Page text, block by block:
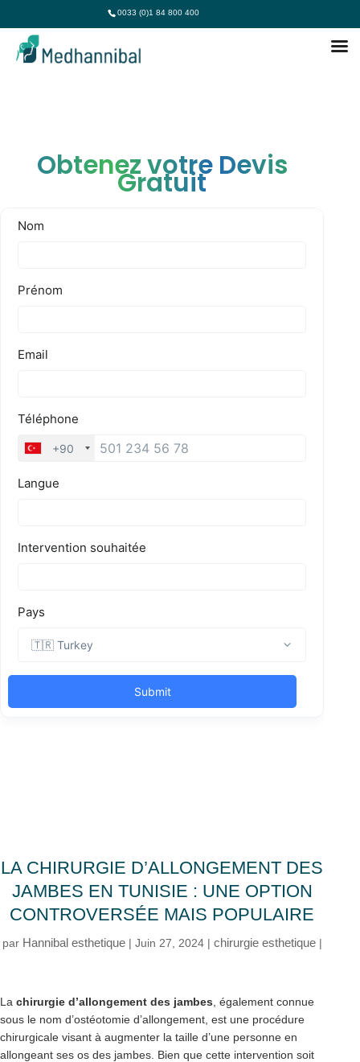
0033 (0)1 84 800 400
Obtenez votre Devis
Gratuit
LA CHIRURGIE D’ALLONGEMENT DES
JAMBES EN TUNISIE : UNE OPTION
CONTROVERSÉE MAIS POPULAIRE
par Hannibal esthetique| Juin 27, 2024| chirurgie esthetique|
La chirurgie d’allongement des jambes , également connue
sous le nom d’ostéotomie d’allongement, est une procédure
chirurgicale visant à augmenter la taille d’une personne en
allongeant ses os des jambes. Bien que cette intervention soit